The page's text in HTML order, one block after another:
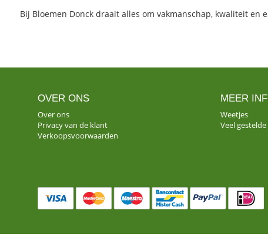
Bij Bloemen Donck draait alles om vakmanschap, kwaliteit en
OVER ONS
Over ons
Privacy van de klant
Verkoopsvoorwaarden
MEER
Weetjes
Veel